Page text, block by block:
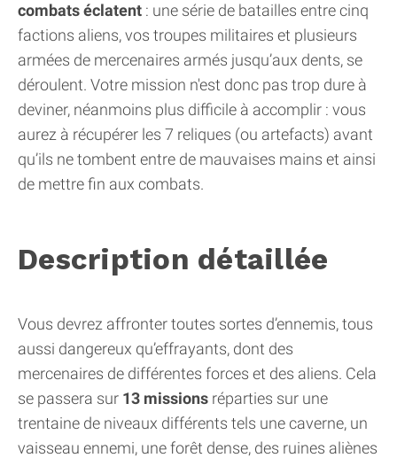
combats éclatent : une série de batailles entre cinq
factions aliens, vos troupes militaires et plusieurs
armées de mercenaires armés jusqu’aux dents, se
déroulent. Votre mission n'est donc pas trop dure à
deviner, néanmoins plus difficile à accomplir : vous
aurez à récupérer les 7 reliques (ou artefacts) avant
qu’ils ne tombent entre de mauvaises mains et ainsi
de mettre fin aux combats.
Description détaillée
Vous devrez affronter toutes sortes d’ennemis, tous
aussi dangereux qu’effrayants, dont des
mercenaires de différentes forces et des aliens. Cela
se passera sur 13 missions réparties sur une
trentaine de niveaux différents tels une caverne, un
vaisseau ennemi, une forêt dense, des ruines aliènes